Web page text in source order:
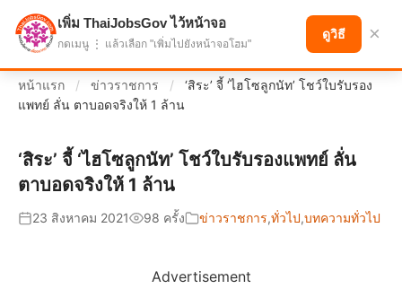
แบ่งปันโอกาส เพื่ออนาคตที่ก้าวหน้า
หน้าแรก / ข่าวราชการ /
‘สิระ’ จี้ ‘ไฮโซลูกนัท’ โชว์ใบรับรอง
แพทย์ ลั่น ตาบอดจริงให้ 1 ล้าน
‘สิระ’ จี้ ‘ไฮโซลูกนัท’ โชว์ใบรับรองแพทย์ ลั่น
ตาบอดจริงให้ 1 ล้าน
23 สิงหาคม 2021 98 ครั้ง ข่าวราชการ,ทั่วไป,บทความทั่วไป
Advertisement
เพิ่ม ThaiJobsGov ไว้หน้าจอ
กดเมนู ⋮ แล้วเลือก "เพิ่มไปยังหน้าจอโฮม"
ดูวิธี ×